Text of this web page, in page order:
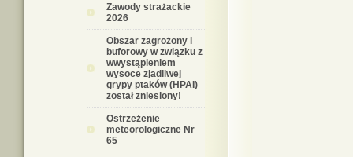
Zawody strażackie
2026
Obszar zagrożony i
buforowy w związku z
wwystąpieniem
wysoce zjadliwej
grypy ptaków (HPAI)
został zniesiony!
Ostrzeżenie
meteorologiczne Nr
65